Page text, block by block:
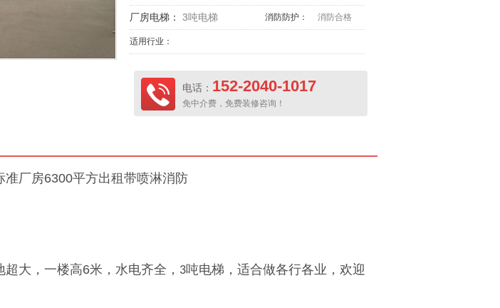
厂房电梯： 3吨电梯 消防防护： 消防合格
适用行业：
电话： 152-2040-1017
免中介费，免费装修咨询！
准厂房6300平方出租带喷淋消防
超大，一楼高6米，水电齐全， 3吨电梯，适合做各行各业，欢迎